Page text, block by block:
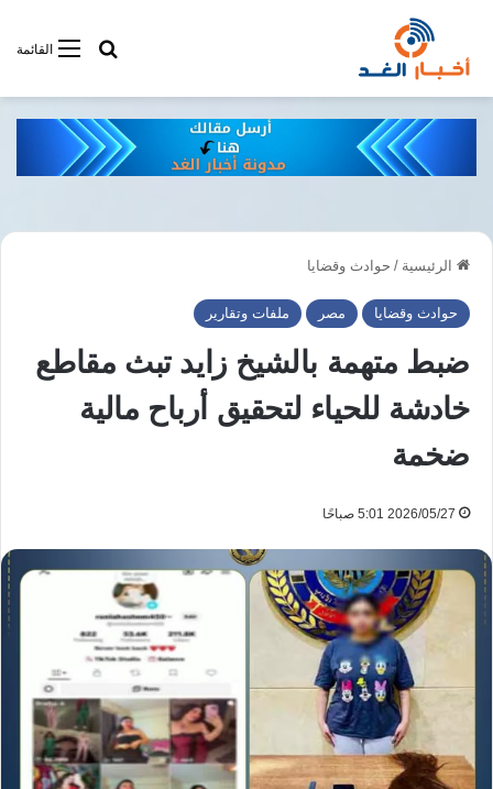
القائمةأبحت فى
الرئيسية / حوادث وقضايا
حوادث وقضايا مصر ملفات وتقارير
ضبط متهمة بالشيخ زايد تبث مقاطع
خادشة للحياء لتحقيق أرباح مالية
ضخمة
2026/05/27 5:01 صباحًا